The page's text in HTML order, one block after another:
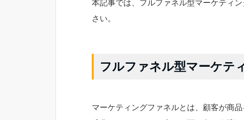
本記事では、フルファネル型マーケティ
さい。
フルファネル型マーケテ
マーケティングファネルとは、顧客が商